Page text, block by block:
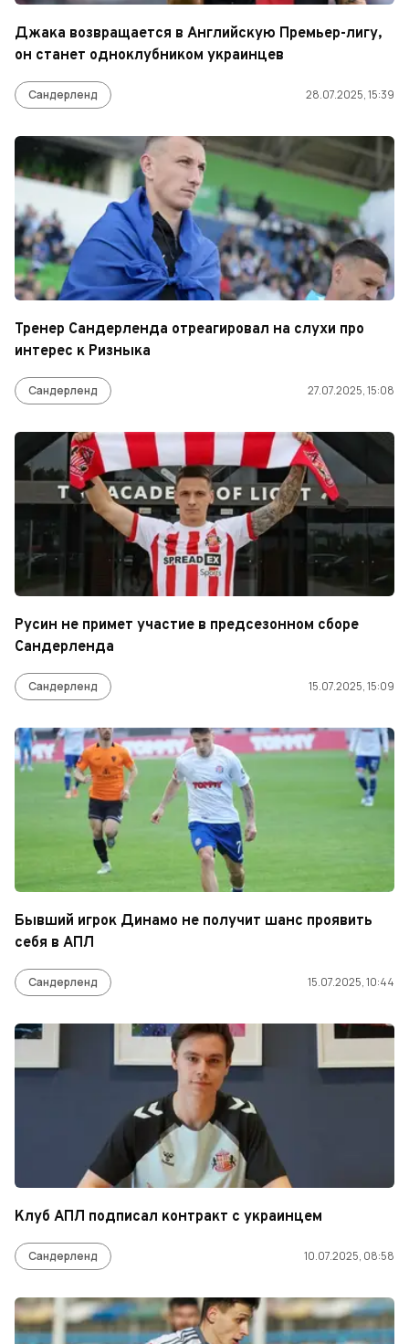
Джака возвращается в Английскую Премьер-лигу,
он станет одноклубником украинцев
Сандерленд 28.07.2025, 15:39
Тренер Сандерленда отреагировал на слухи про
интерес к Ризныка
Сандерленд 27.07.2025, 15:08
Русин не примет участие в предсезонном сборе
Сандерленда
Сандерленд 15.07.2025, 15:09
Бывший игрок Динамо не получит шанс проявить
себя в АПЛ
Сандерленд 15.07.2025, 10:44
Клуб АПЛ подписал контракт с украинцем
Сандерленд 10.07.2025, 08:58